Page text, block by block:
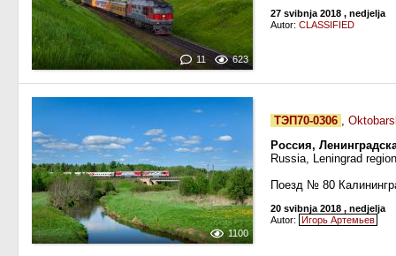
11 623
27 svibnja 2018 , nedjelja
Autor: CLASSIFIED
1100
ТЭП70-0306 ,
Россия,
Russia, Leningrad
Поезд № 80
20 svibnja 2018 , nedjelja
Autor: Игорь Артемьев